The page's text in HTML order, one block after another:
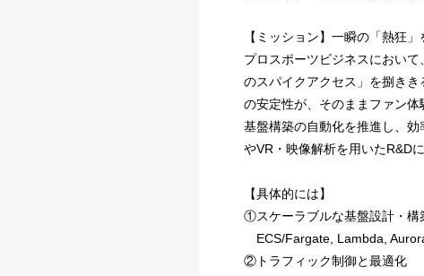
【ミッション】一瞬の「熱狂
プロスポーツビジネスにおい
のスパイクアクセス」を捌き
の安定性が、そのままファン
基盤構築の自動化を推進し、
やVR・映像解析を用いたR&D
【具体的には】
①スケーラブルな基盤設計・構
ECS/Fargate, Lambda,
②トラフィック制御と最適化